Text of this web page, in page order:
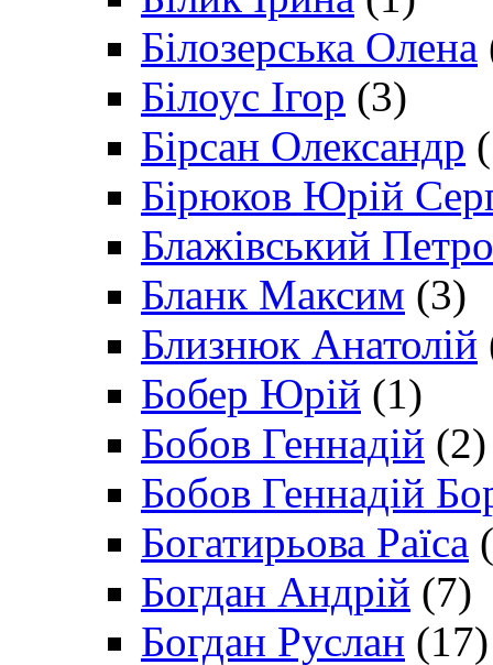
Білозерська Олена
Білоус Ігор (3)
Бірсан Олександр
Бірюков Юрій
Блажівський Петро
Бланк Максим (3)
Близнюк Анатолій
Бобер Юрій (1)
Бобов Геннадій (2)
Бобов Геннадій
Богатирьова Раїса
Богдан Андрій (7)
Богдан Руслан (17)